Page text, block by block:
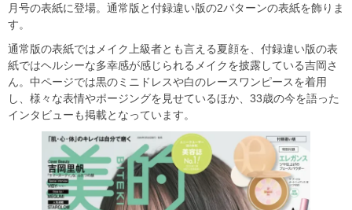
月号の表紙に登場。通常版と付録違い版の2パターンの表紙を飾りま
す。
通常版の表紙ではメイク上級者とも言える夏顔を、付録違い版の表
紙ではヘルシーな多幸感が感じられるメイクを披露している吉岡さ
ん。中ページでは黒のミニドレスや白のレースワンピースを着用
し、様々な表情やポージングを見せているほか、33歳の今を語った
インタビューも掲載となっています。